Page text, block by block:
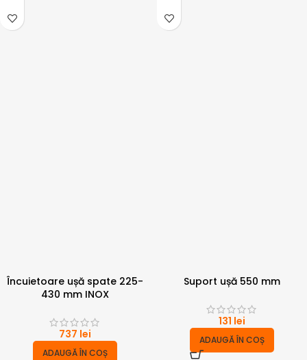
Încuietoare ușă spate 225-
430 mm INOX
737 lei
ADAUGĂ ÎN COȘ
Suport ușă 550 mm
131 lei
ADAUGĂ ÎN COȘ